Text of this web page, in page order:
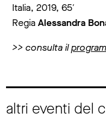
Italia, 2019, 65′
RegiaAlessandra
>> consulta il
altri eventi del